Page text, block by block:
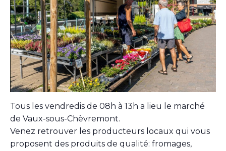
Tous les vendredis de 08h à 13h a lieu le marché
de Vaux-sous-Chèvremont.
Venez retrouver les producteurs locaux qui vous
proposent des produits de qualité: fromages,